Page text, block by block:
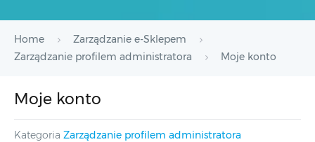
Home
Zarządzanie e-Sklepem
Zarządzanie profilem administratora
Moje konto
Moje konto
Kategoria Zarządzanie profilem administratora